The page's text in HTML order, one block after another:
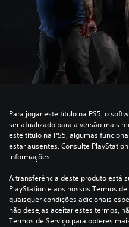
Para jogar este título na PS5, o
ser atualizado para a versão mais
este título na PS5, algumas
estar ausentes. Consulte
informações.
A transferência deste produto está
PlayStation e aos nossos Termos
quaisquer condições adicionais
não desejas aceitar estes termos,
Termos de Serviço para obteres